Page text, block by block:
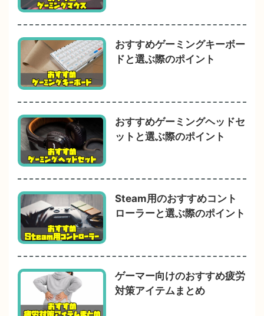
おすすめゲーミングキーボー
ドと選ぶ際のポイント
おすすめゲーミングヘッドセ
ットと選ぶ際のポイント
Steam用のおすすめコント
ローラーと選ぶ際のポイント
ゲーマー向けのおすすめ疲労
対策アイテムまとめ